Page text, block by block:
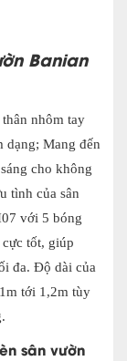
Banian
nhôm tay
dạng; Mang đến
cho không
tình của sân
với 5 bóng
tốt, giúp
đa. Độ dài của
tới 1,2m tùy
sân vườn